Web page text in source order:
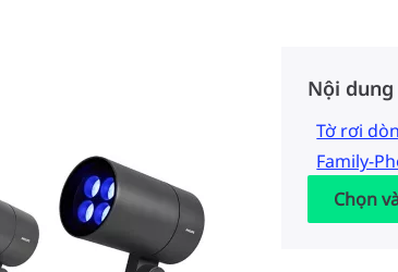
Nội
Tờ rơi
Family-
Chọn